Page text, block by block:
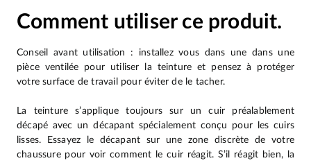
Comment utiliser ce produit.
Conseil avant utilisation : installez vous dans une dans une
pièce ventilée pour utiliser la teinture et pensez à protéger
votre surface de travail pour éviter de le tacher.
La teinture s’applique toujours sur un cuir préalablement
décapé avec un décapant spécialement conçu pour les cuirs
lisses. Essayez le décapant sur une zone discrète de votre
chaussure pour voir comment le cuir réagit. S’il réagit bien, la